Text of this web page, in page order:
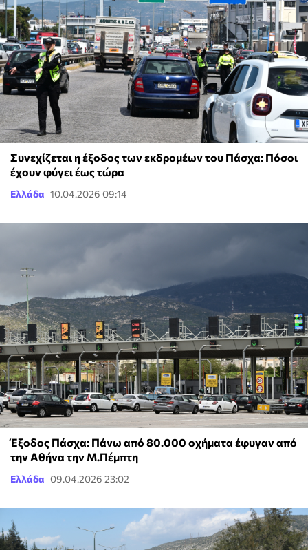
Συνεχίζεται η έξοδος των εκδρομέων του Πάσχα: Πόσοι
έχουν φύγει έως τώρα
Ελλάδα 10.04.2026 09:14
Έξοδος Πάσχα: Πάνω από 80.000 οχήματα έφυγαν από
την Αθήνα την Μ.Πέμπτη
Ελλάδα 09.04.2026 23:02